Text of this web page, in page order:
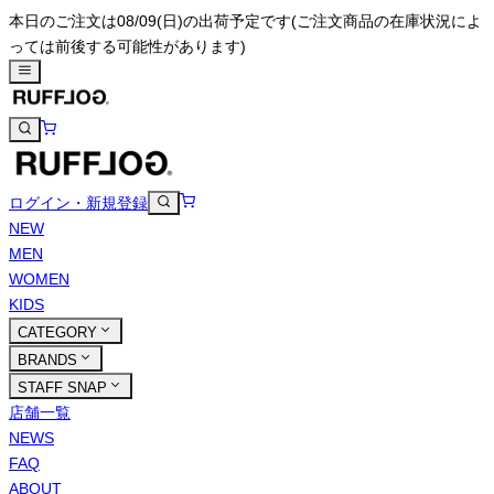
本日のご注文は08/09(日)の出荷予定です(ご注文商品の在庫状況によ
っては前後する可能性があります)
ログイン・新規登録
NEW
MEN
WOMEN
KIDS
CATEGORY
BRANDS
STAFF SNAP
店舗一覧
NEWS
FAQ
ABOUT